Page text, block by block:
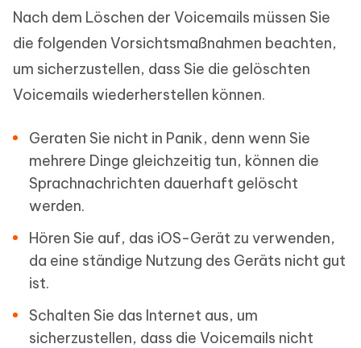
Nach dem Löschen der Voicemails müssen Sie
die folgenden Vorsichtsmaßnahmen beachten,
um sicherzustellen, dass Sie die gelöschten
Voicemails wiederherstellen können.
Geraten Sie nicht in Panik, denn wenn Sie
mehrere Dinge gleichzeitig tun, können die
Sprachnachrichten dauerhaft gelöscht
werden.
Hören Sie auf, das iOS-Gerät zu verwenden,
da eine ständige Nutzung des Geräts nicht gut
ist.
Schalten Sie das Internet aus, um
sicherzustellen, dass die Voicemails nicht